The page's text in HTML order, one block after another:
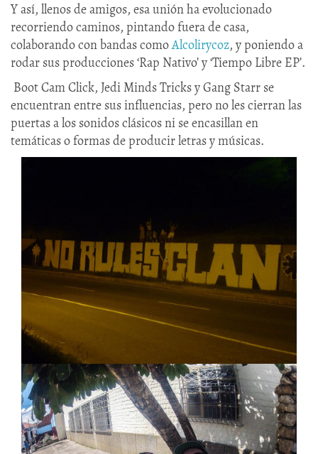
Y así, llenos de amigos, esa unión ha evolucionado
recorriendo caminos, pintando fuera de casa,
colaborando con bandas comoAlcolirycoz, y poniendo a
rodar sus producciones ‘Rap Nativo’ y ‘Tiempo Libre EP’.
Boot Cam Click, Jedi Minds Tricks y Gang Starr se
encuentran entre sus influencias, pero no les cierran las
puertas a los sonidos clásicos ni se encasillan en
temáticas o formas de producir letras y músicas.